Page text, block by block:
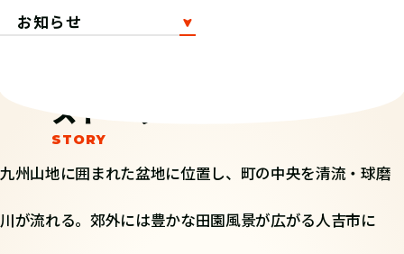
お知らせ
ストーリー
九州山地に囲まれた盆地に位置し、町の中央を清流・球磨
川が流れる。郊外には豊かな田園風景が広がる人吉市に